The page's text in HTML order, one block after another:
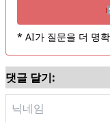
* AI가 질문을 더 명
댓글 달기: